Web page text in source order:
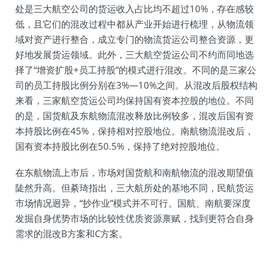
处是三大航空公司的货运收入占比均不超过10%，存在感较
低，且它们的混改过程中都从产业开始进行梳理，从物流领
域对资产进行整合，成立专门的物流货运公司整合资源，更
好地发展货运领域。此外，三大航空货运公司不约而同地选
择了“增资扩股+员工持股”的模式进行混改。不同的是三家公
司的员工持股比例分别在3%—10%之间。从混改后股权结构
来看，三家航空货运公司均保持国有资本控股的地位。不同
的是，国货航及东航物流混改释放比例较多，混改后国有资
本持股比例在45%，保持相对控股地位。南航物流混改后，
国有资本持股比例在50.5%，保持了绝对控股地位。
在东航物流上市后，市场对国货航和南航物流的混改期望值
陡然升高。但綦琦指出，三大航所处的基地不同，民航货运
市场情况迥异，“抄作业”模式并不可行。国航、南航要深度
发掘自身优势市场的比较性优质资源禀赋，找到更符合自身
需求的混改B方案和C方案。